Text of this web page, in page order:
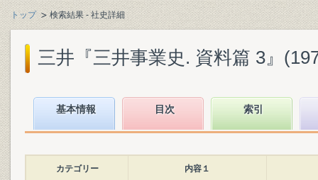
トップ 検索結果 - 社史詳細
三井『三井事業史. 資料篇 3』
基本情報 目次 索引
カテゴリー 内容１